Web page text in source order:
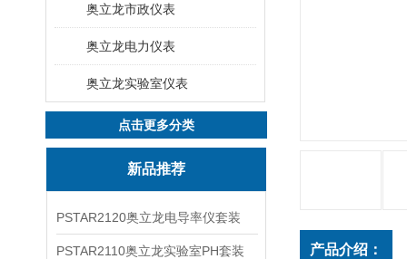
奥立龙市政仪表
奥立龙电力仪表
奥立龙实验室仪表
点击更多分类
新品推荐
PSTAR2120奥立龙电导率仪套装
PSTAR2110奥立龙实验室PH套装 产品介绍：